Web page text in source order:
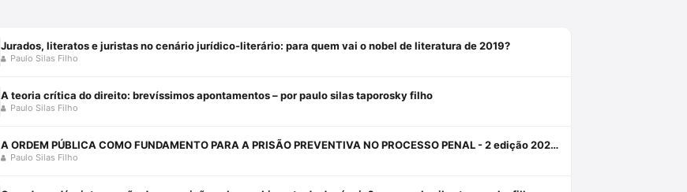
Jurados, literatos e juristas no cenário jurídico-literário: para quem vai o nobel de literatura de 2019?
Paulo Silas Filho
A teoria crítica do direito: brevíssimos apontamentos – por paulo silas taporosky filho
Paulo Silas Filho
A ORDEM PÚBLICA COMO FUNDAMENTO PARA A PRISÃO PREVENTIVA NO PROCESSO PENAL - 2 edição 2024 - HABITUS EDITORA Livro em oferta 1 janeiro 2024
Paulo Silas Filho